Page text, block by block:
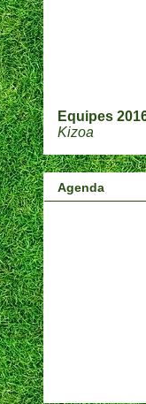
Equipes
Kizoa
Agenda